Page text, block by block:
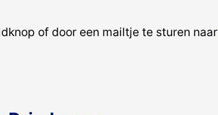
of door een mailtje te sturen naar